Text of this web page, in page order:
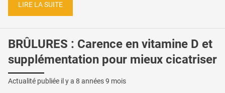
LIRE LA SUITE
BRÛLURES : Carence en vitamine D et
supplémentation pour mieux cicatriser
Actualité publiée il y a 8 années 9 mois